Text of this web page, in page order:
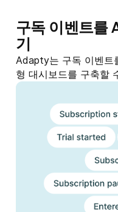
구독 이벤트를
기
Adapty는 구독 이벤트
형 대시보드를 구축할